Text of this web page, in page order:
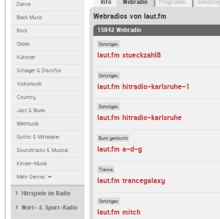
Dance
Black Music
Rock
Oldies
Künstler
Schlager & Discofox
Volksmusik
Country
Jazz & Blues
Weltmusik
Gothic & Mittelalter
Soundtracks & Musical
Kinder-Musik
Mehr Genres
Hörspiele im Radio
Wort- & Sport-Radio
Info Webradio Programm
Webradios von laut.fm
15842 Webradio
Sonstiges
laut.fm stueckzahl8
Sonstiges
laut.fm hitradio-karlsruhe-1
Sonstiges
laut.fm hitradio-karlsruhe
Bunt gemischt
laut.fm a-d-g
Trance
laut.fm trancegalaxy
Sonstiges
laut.fm mitch